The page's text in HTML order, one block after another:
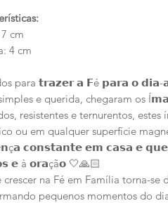
cm
4 cm
para 𝘁𝗿𝗮𝘇𝗲𝗿 𝗮 𝗙é 𝗽𝗮𝗿𝗮 𝗼
e querida, chegaram os
resistentes e ternurentos, estes
ou em qualquer superfície
𝗰𝗼𝗻𝘀𝘁𝗮𝗻𝘁𝗲 𝗲𝗺 𝗰𝗮𝘀𝗮 𝗲
𝗲 à 𝗼𝗿𝗮çã𝗼 🤍🙏🏻
crescer na Fé em Família torna-se
pequenos momentos do